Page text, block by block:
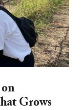
Grows